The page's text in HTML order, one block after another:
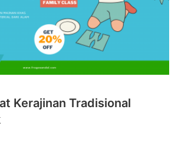
Kerajinan Tradisional